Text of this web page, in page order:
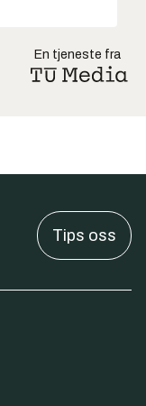
En tjeneste fra
Tips oss